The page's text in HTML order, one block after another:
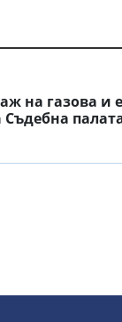
на газова и